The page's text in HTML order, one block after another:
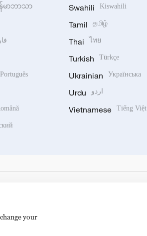
န်မာဘာသာ
Português
Swahili Kiswahili
Tamil தமிழ்
Thai ไทย
Turkish Türkçe
Ukrainian Українська
Urdu اردو
Vietnamese Tiếng Việt
your